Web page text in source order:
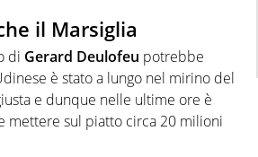
il Marsiglia
di Gerard Deulofeu potrebbe
è stato a lungo nel mirino del
e dunque nelle ultime ore è
mettere sul piatto circa 20 milioni